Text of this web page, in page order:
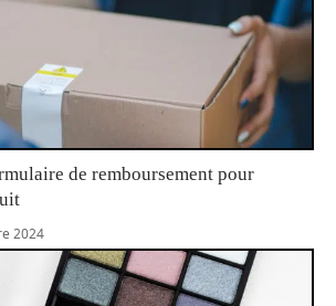
de remboursement pour
2024